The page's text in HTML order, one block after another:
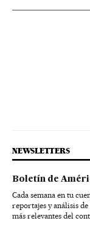
NEWSLETTERS
Boletín de
Cada semana en tu
reportajes y análisis
más relevantes del